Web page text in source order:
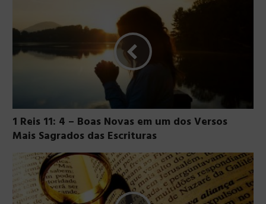
1 Reis 11: 4 – Boas Novas em um dos Versos
Mais Sagrados das Escrituras